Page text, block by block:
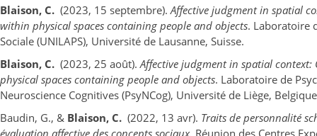
Blaison, C. (2023, 15 septembre).Affective judgment in spatial
within physical spaces containing people and objects. Laboratoire
Sociale (UNILAPS), Université de Lausanne, Suisse.
Blaison, C. (2023, 25 août).Affective judgment in spatial
physical spaces containing people and objects. Laboratoire de
Neuroscience Cognitives (PsyNCog), Université de Liège,
Baudin, G., & Blaison, C. (2022, 13 avr). Traits de personnalité
évaluation affective des concepts sociaux. Réunion des Centres